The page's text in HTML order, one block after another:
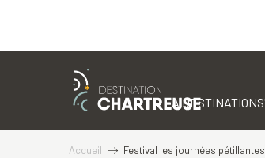
LA DESTINATION
Accueil Festival les journées